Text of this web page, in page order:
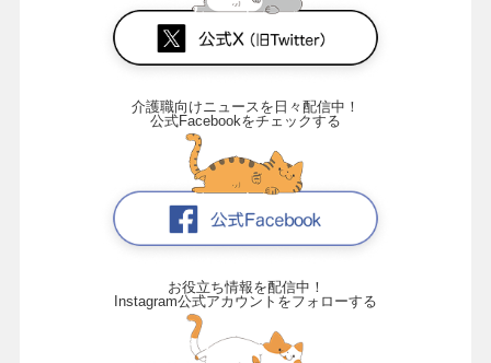
介護職向けニュースを日々配信中！
公式Facebookをチェックする
お役立ち情報を配信中！
Instagram公式アカウントをフォローする